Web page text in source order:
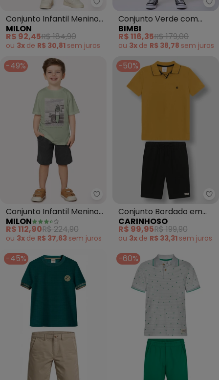
Milon - Conjunto Infantil
Conjunto Infantil Menino
Bordado Milon (Bege)
MILON
R$ 92,45R$ 184,90
ou 3x de R$ 30,81 sem juros
Conjunto Verde com
Dinossauros (Verde)
BIMBI
R$ 116,35R$ 179,00
ou 3x de R$ 38,78 sem juros
-49%
Milon - Conjunto Infantil
Conjunto Infantil Menino
em Algodão (Verde)
MILON
R$ 112,90R$ 224,90
ou 3x de R$ 37,63 sem juros
-50%
Conjunto Bordado em
Malha Texturizada
(Amarelo)
CARINHOSO
R$ 99,95R$ 199,90
ou 3x de R$ 33,31 sem juros
-45% -60%